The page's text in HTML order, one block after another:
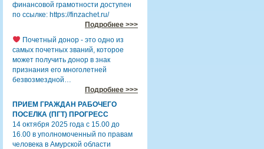
финансовой грамотности доступен
по ссылке: https://finzachet.ru/
Подробнее >>>
Почетный донор - это одно из
самых почетных званий, которое
может получить донор в знак
признания его многолетней
безвозмездной…
Подробнее >>>
ПРИЕМ ГРАЖДАН РАБОЧЕГО
ПОСЕЛКА (ПГТ) ПРОГРЕСС
14 октября 2025 года с 15.00 до
16.00 в уполномоченный по правам
человека в Амурской области